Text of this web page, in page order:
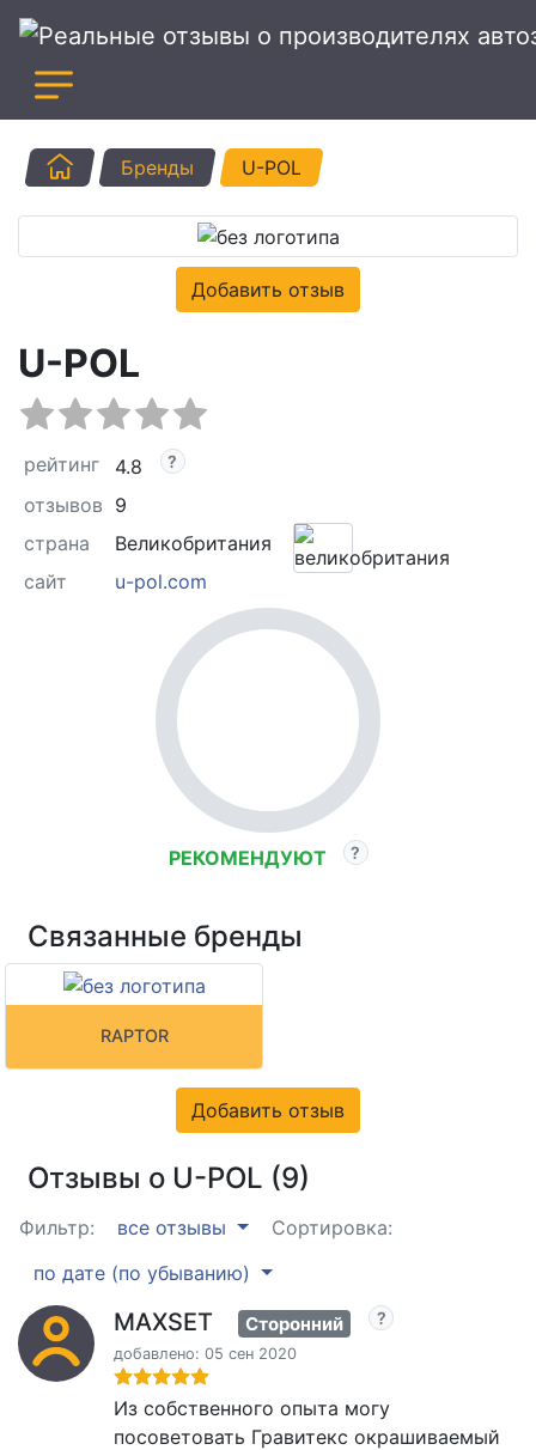
ГлавнаяБренды U-POL
Добавить отзыв
U-POL
рейтинг
4.8
отзывов 9
страна
Великобритания
сайт
u-pol.com
РЕКОМЕНДУЮТ
Связанные бренды
RAPTOR
Добавить отзыв
Отзывы о U-POL (9)
Фильтр: все отзывы
Сортировка:
по дате (по убыванию)
MAXSET Сторонний
добавлено: 05 сен 2020
Из собственного опыта могу
посоветовать Гравитекс окрашиваемый